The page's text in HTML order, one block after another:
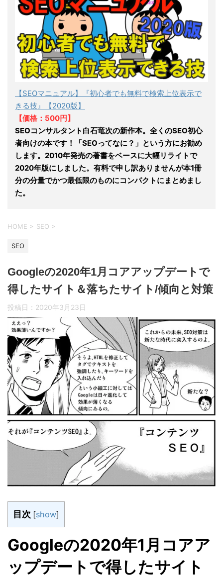
【SEOマニュアル】『初心者でも無料で検索上位表示で
きる技』【2020版】
【価格：500円】
SEOコンサルタント白石竜次の新作本。全くのSEO初心
者向けの本です！「SEOってなに？」という方にお勧め
します。2010年発売の著書をベースに大幅リライトで
2020年版にしました。有料で申し訳ありませんが本1冊
分の分量でかつ最低限のものにコンパクトにまとめまし
た。
HOME > SEO >
SEO
Googleの2020年1月コアアップデートで
得したサイト＆落ちたサイト/傾向と対策
投稿日： 2020年3月23日
目次 [show]
Googleの2020年1月コアア
ップデートで得したサイト